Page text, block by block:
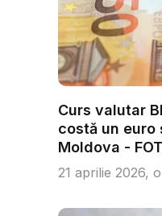
Curs valutar
costă un euro
Moldova -
21 aprilie 2026,